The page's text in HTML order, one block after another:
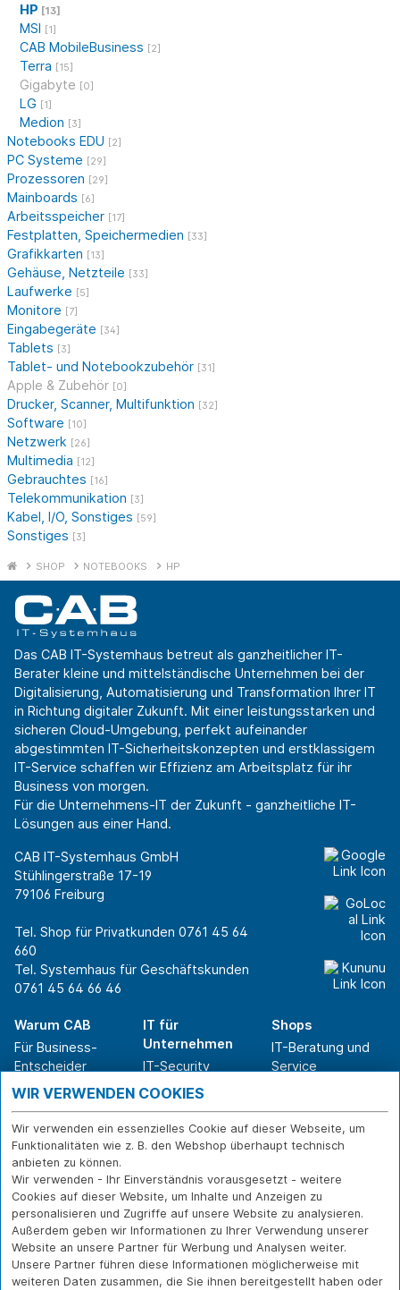
HP [13]
MSI [1]
CAB MobileBusiness [2]
Terra [15]
Gigabyte [0]
LG [1]
Medion [3]
Notebooks EDU [2]
PC Systeme [29]
Prozessoren [29]
Mainboards [6]
Arbeitsspeicher [17]
Festplatten, Speichermedien [33]
Grafikkarten [13]
Gehäuse, Netzteile [33]
Laufwerke [5]
Monitore [7]
Eingabegeräte [34]
Tablets [3]
Tablet- und Notebookzubehör [31]
Apple & Zubehör [0]
Drucker, Scanner, Multifunktion [32]
Software [10]
Netzwerk [26]
Multimedia [12]
Gebrauchtes [16]
Telekommunikation [3]
Kabel, I/O, Sonstiges [59]
Sonstiges [3]
SHOP NOTEBOOKS HP
Das CAB IT-Systemhaus betreut als ganzheitlicher IT-
Berater kleine und mittelständische Unternehmen bei der
Digitalisierung, Automatisierung und Transformation Ihrer IT
in Richtung digitaler Zukunft. Mit einer leistungsstarken und
sicheren Cloud-Umgebung, perfekt aufeinander
abgestimmten IT-Sicherheitskonzepten und erstklassigem
IT-Service schaffen wir Effizienz am Arbeitsplatz für ihr
Business von morgen.
Für die Unternehmens-IT der Zukunft - ganzheitliche IT-
Lösungen aus einer Hand.
CAB IT-Systemhaus GmbH
Stühlingerstraße 17-19
79106 Freiburg
Tel. Shop für Privatkunden 0761 45 64
660
Tel. Systemhaus für Geschäftskunden
0761 45 64 66 46
Warum CAB
Für Business-
Entscheider
Für IT-Leiter
Für Privatkunden
Erfolgsgeschichte
n
Branchen
IT für
Unternehmen
IT-Security
IT-Infrastruktur
IT-Service
Softwarelösungen
WLAN-Lösungen
Shops
IT-Beratung und
Service
Versand- und
Zahlarten
Widerruf
Über CAB
Karriere
Sponsoring
Partner
Kontakt
IMPRESSUM
DATENSCHUTZ
FERNWARTUNG
WIR VERWENDEN COOKIES
Wir verwenden ein essenzielles Cookie auf dieser Webseite, um
Funktionalitäten wie z. B. den Webshop überhaupt technisch
anbieten zu können.
Wir verwenden - Ihr Einverständnis vorausgesetzt - weitere
Cookies auf dieser Website, um Inhalte und Anzeigen zu
personalisieren und Zugriffe auf unsere Website zu analysieren.
Außerdem geben wir Informationen zu Ihrer Verwendung unserer
Website an unsere Partner für Werbung und Analysen weiter.
Unsere Partner führen diese Informationen möglicherweise mit
weiteren Daten zusammen, die Sie ihnen bereitgestellt haben oder